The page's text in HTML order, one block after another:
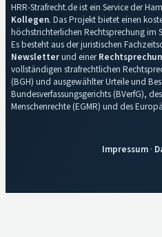
HRR-Strafrecht.de ist ein Service der
Kollegen. Das Projekt bietet einen
höchstrichterlichen Rechtsprechung im
Es besteht aus der juristischen
Newsletterund einer
vollständigen strafrechtlichen
(BGH) und ausgewählter Urteile und
Bundesverfassungsgerichts (BVerfG),
Menschenrechte (EGMR) und des
Impressum·